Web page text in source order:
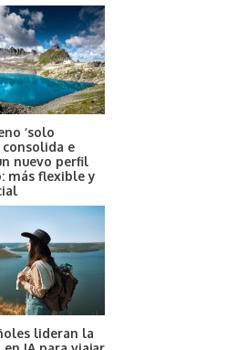
‘solo
consolida e
nuevo perfil
más flexible y
lideran la